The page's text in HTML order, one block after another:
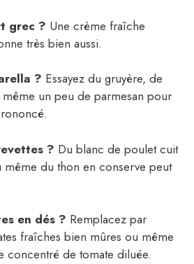
grec ? Une crème fraîche
très bien aussi.
? Essayez du gruyère, de
même un peu de parmesan pour
? Du blanc de poulet cuit
du thon en conserve peut
en dés ? Remplacez par
fraîches bien mûres ou même
concentré de tomate diluée.